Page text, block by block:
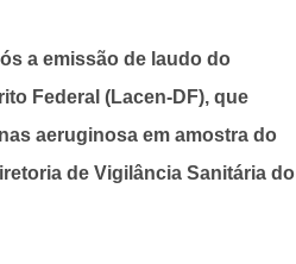
a emissão de laudo do
Federal (Lacen-DF), que
aeruginosa em amostra do
de Vigilância Sanitária do